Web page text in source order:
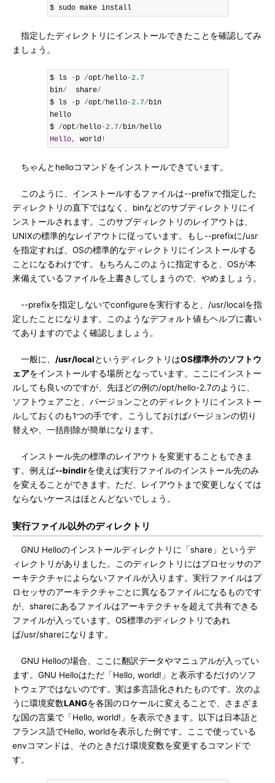
$ sudo make install
指定したディレクトリにインストールできたことを確認してみ
ましょう。
$ ls -p /opt/hello-2.7
bin/
  share
/
$ ls
-p /opt/hello-2.7/bin
hello
$ /opt/hello-2.7/bin/
hello
Hello, world!
ちゃんとhelloコマンドをインストールできています。
このように、インストールするファイルは--prefixで指定した
ディレクトリの直下ではなく、binなどのサブディレクトリにイ
ンストールされます。このサブディレクトリのレイアウトは、
UNIXの標準的なレイアウトに従っています。もし--prefixに/usr
を指定すれば、OSの標準的なディレクトリにインストールする
ことになるわけです。もちろんこのように指定すると、OSが本
来備えているファイルを上書きしてしまうので、やめましょう。
--prefixを指定しないでconfigureを実行すると、/usr/localを指
定したことになります。このようなデフォルト値もヘルプに書い
てありますのでよく確認しましょう。
一般に、 /usr/localというディレクトリはOS標準外のソフトウ
ェアをインストールする場所となっています。ここにインストー
ルしても良いのですが、先ほどの例の/opt/hello-2.7のように、
ソフトウェアごと、バージョンごとのディレクトリにインストー
ルしておくのも1つの手です。こうしておけばバージョンの切り
替えや、一括削除が簡単になります。
インストール先の標準のレイアウトを変更することもできま
す。例えば--bindirを使えば実行ファイルのインストール先のみ
を変えることができます。ただ、レイアウトまで変更しなくては
ならないケースはほとんどないでしょう。
実行ファイル以外のディレクトリ
GNU Helloのインストールディレクトリに「share」というデ
ィレクトリがありました。このディレクトリにはプロセッサのア
ーキテクチャによらないファイルが入ります。実行ファイルはプ
ロセッサのアーキテクチャごとに異なるファイルになるものです
が、shareにあるファイルはアーキテクチャを超えて共有できる
ファイルが入っています。OS標準のディレクトリであれ
ば/usr/shareになります。
GNU Helloの場合、ここに翻訳データやマニュアルが入ってい
ます。GNU Helloはただ「Hello, world!」と表示するだけのソフ
トウェアではないのです。実は多言語化されたものです。次のよ
うに環境変数LANGを各国のロケールに変えることで、さまざま
な国の言葉で「Hello, world!」を表示できます。以下は日本語と
フランス語でHello, worldを表示した例です。ここで使っている
envコマンドは、そのときだけ環境変数を変更するコマンドで
す。